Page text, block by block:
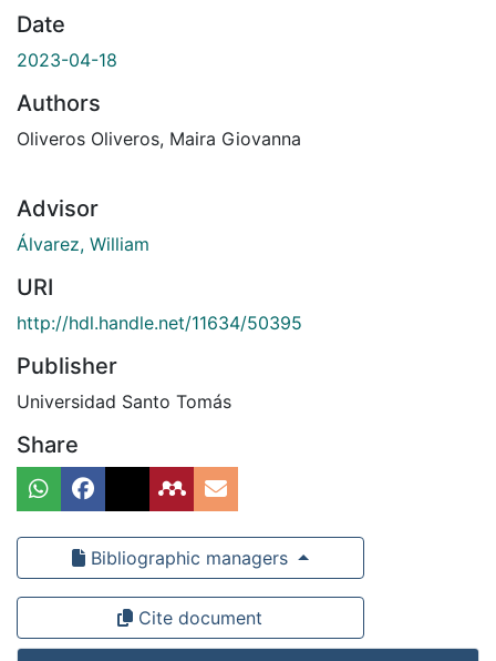
Date
2023-04-18
Authors
Oliveros Oliveros, Maira Giovanna
Advisor
Álvarez, William
URI
http://hdl.handle.net/11634/50395
Publisher
Universidad Santo Tomás
Share
Bibliographic managers
Cite document